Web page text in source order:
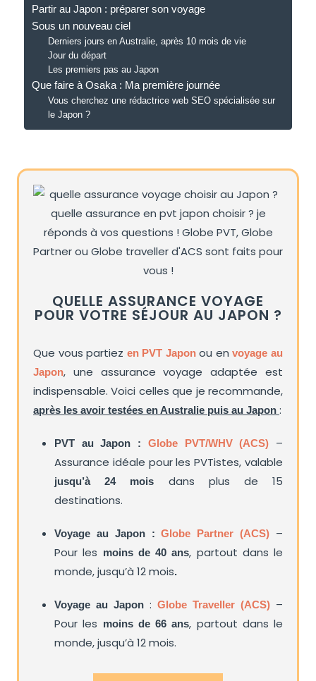
Partir au Japon : préparer son voyage
Sous un nouveau ciel
Derniers jours en Australie, après 10 mois de vie
Jour du départ
Les premiers pas au Japon
Que faire à Osaka : Ma première journée
Vous cherchez une rédactrice web SEO spécialisée sur
le Japon ?
QUELLE ASSURANCE VOYAGE
POUR VOTRE SÉJOUR AU JAPON ?
Que vous partiez en PVT Japonou envoyage au
Japon, une assurance voyage adaptée est
indispensable. Voici celles que je recommande,
après les avoir testées en Australie puis au Japon :
PVT au Japon : Globe PVT/WHV (ACS)
–
Assurance idéale pour les PVTistes, valable
jusqu’à 24 mois
dans plus de 15
destinations.
Voyage au Japon :Globe Partner (ACS) –
Pour les moins de 40 ans, partout dans le
monde, jusqu’à 12 mois.
Voyage au Japon : Globe Traveller (ACS) –
Pour les moins de 66 ans, partout dans le
monde, jusqu’à 12 mois.